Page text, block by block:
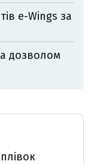
e-Wings за
дозволом